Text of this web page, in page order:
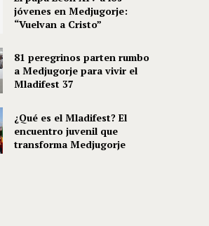
jóvenes en Medjugorje:
“Vuelvan a Cristo”
81 peregrinos parten rumbo
a Medjugorje para vivir el
Mladifest 37
¿Qué es el Mladifest? El
encuentro juvenil que
transforma Medjugorje